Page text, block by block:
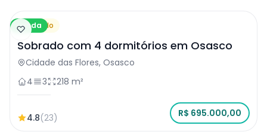
Venda
Sobrado
Sobrado com 4 dormitórios em Osasco
Cidade das Flores, Osasco
4
3 218 m²
4.8(23) R$ 695.000,00